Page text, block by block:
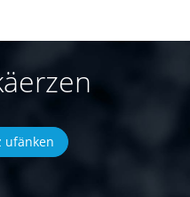
ufänken